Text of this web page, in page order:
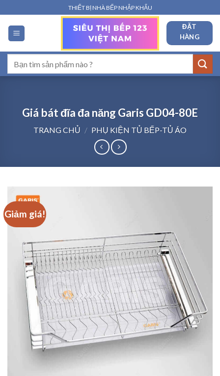
qua
nội
dung
THIẾT BỊ NHÀ BẾP NHẬP KHẨU
ĐẶT
HÀNG
kiếm:
Giá bát đĩa đa năng Garis GD04-80E
TRANG CHỦ / PHỤ KIỆN TỦ BẾP-TỦ ÁO
Giảm giá!